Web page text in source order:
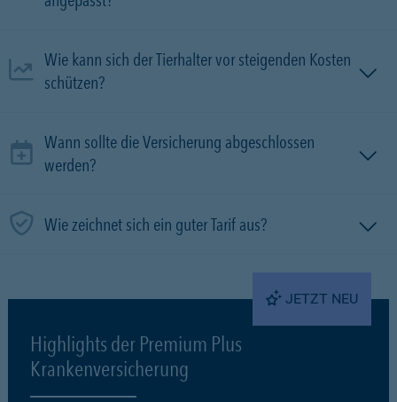
Wie kann sich der Tierhalter vor steigenden Kosten
schützen?
Wann sollte die Versicherung abgeschlossen
werden?
Wie zeichnet sich ein guter Tarif aus?
JETZT NEU
Highlights der Premium Plus
Krankenversicherung